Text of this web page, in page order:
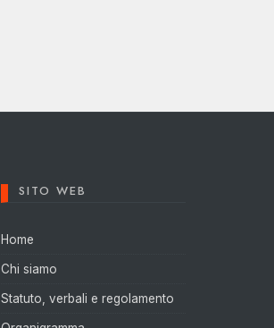
SITO WEB
Home
Chi siamo
Statuto, verbali e regolamento